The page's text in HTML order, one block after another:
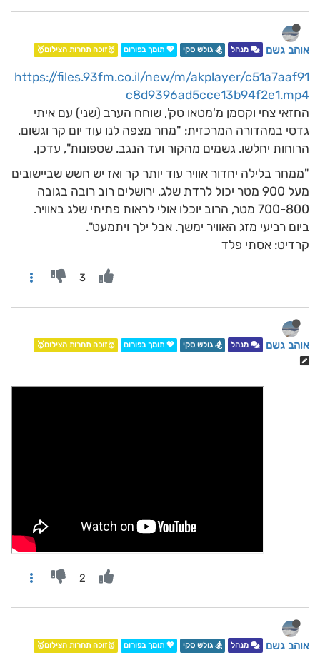
אוהב גשם מנהל 🏂 גולש סקי 💖 תומך בפורום 🥇זוכה תחרות הצילום🥇
https://files.93fm.co.il/new/m/akplayer/c51a7aaf91
c8d9396ad5cce13b94f2e1.mp4
החזאי צחי וקסמן מ'מטאו טק', שוחח הערב (שני) עם איתי
גדסי במהדורה המרכזית: "מחר מצפה לנו עוד יום קר וגשום.
הרוחות יחלשו. גשמים מהקור ועד הנגב. שטפונות", עדכן.
"ממחר בלילה יחדור אוויר עוד יותר קר ואז יש חשש שביישובים
מעל 900 מטר יכול לרדת שלג. ירושלים רוב רובה בגובה
700-800 מטר, הרוב יוכלו אולי לראות פתיתי שלג באוויר.
ביום רביעי מזג האוויר ימשך. אבל ילך ויתמעט".
קרדיט: אסתי פלד
3
אוהב גשם מנהל 🏂 גולש סקי 💖 תומך בפורום 🥇זוכה תחרות הצילום🥇
2
אוהב גשם מנהל 🏂 גולש סקי 💖 תומך בפורום 🥇זוכה תחרות הצילום🥇